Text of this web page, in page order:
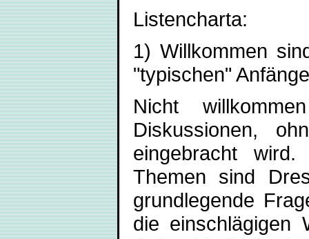
Listencharta:
1) Willkommen
"typischen"
Nicht
Diskussionen,
eingebracht
Themen sind
grundlegende
die einschlägigen